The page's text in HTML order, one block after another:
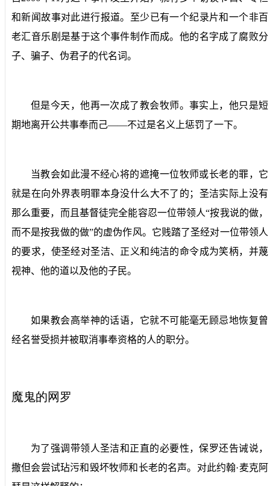
和新闻故事对此进行报道。至少已有一个纪录片和一个非百
老汇音乐剧是基于这个事件制作而成。他的名字成了腐败分
子、骗子、伪君子的代名词。
但是今天，他再一次成了教会牧师。事实上，他只是短
期地离开公共事奉而己——不过是名义上惩罚了一下。
当教会如此漫不经心将的遮掩一位牧师或长老的罪，它
就是在向外界表明罪本身没什么大不了的；圣洁实际上没有
那么重要，而且基督徒完全能容忍一位带领人“按我说的做，
而不是按我做的做”的虚伪作风。它贱踏了圣经对一位带领人
的要求，使圣经对圣洁、正义和纯洁的命令成为笑柄，并蔑
视神、他的道以及他的子民。
如果教会高举神的话语，它就不可能毫无顾忌地恢复曾
经名誉受损并被取消事奉资格的人的职分。
魔鬼的网罗
为了强调带领人圣洁和正直的必要性，保罗还告诫说，
撒但会尝试玷污和毁坏牧师和长老的名声。对此约翰·麦克阿